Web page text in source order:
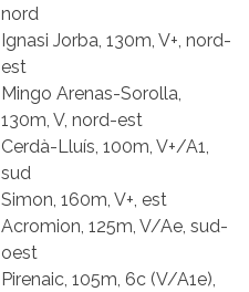
nord
Ignasi Jorba, 130m, V+, nord-
est
Mingo Arenas-Sorolla,
130m, V, nord-est
Cerdà-Lluís, 100m, V+/A1,
sud
Simon, 160m, V+, est
Acromion, 125m, V/Ae, sud-
oest
Pirenaic, 105m, 6c (V/A1e),